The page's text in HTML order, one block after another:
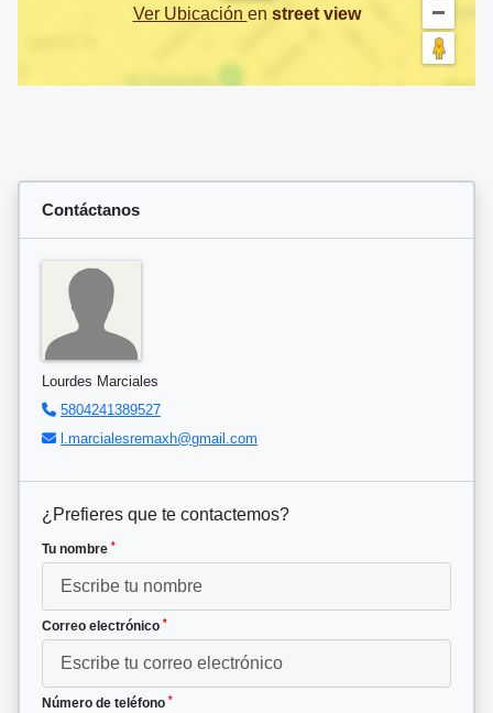
Ver Ubicación en street view
Contáctanos
Lourdes Marciales
5804241389527
l.marcialesremaxh@gmail.com
¿Prefieres que te contactemos?
Tu nombre *
Correo electrónico *
Número de teléfono *